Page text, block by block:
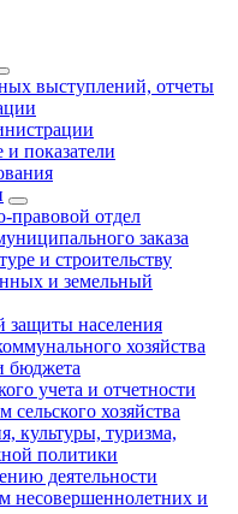
выступлений, отчеты
показатели
правовой отдел
заказа
и строительству
и земельный
защиты населения
хозяйства
бюджета
учета и отчетности
сельского хозяйства
культуры, туризма,
политики
деятельности
несовершеннолетних и